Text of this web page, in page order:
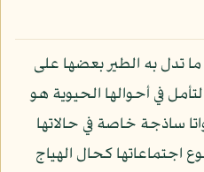
تدل به الطير بعضها على
في أحوالها الحيوية هو
ساذجة خاصة في حالاتها
اجتماعاتها كحال الهياج